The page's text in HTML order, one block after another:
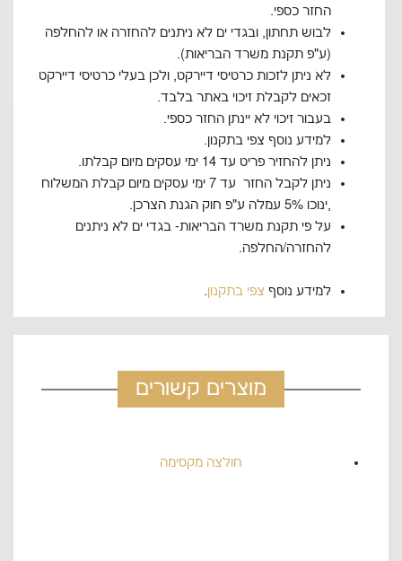
החזר כספי.
לבוש תחתון, ובגדי ים לא ניתנים להחזרה או להחלפה
(ע"פ תקנת משרד הבריאות).
לא ניתן לזכות כרטיסי דיירקט, ולכן בעלי כרטיסי דיירקט
זכאים לקבלת זיכוי באתר בלבד.
בעבור זיכוי לא יינתן החזר כספי.
למידע נוסף צפי בתקנון.
ניתן להחזיר פריט עד 14 ימי עסקים מיום קבלתו.
ניתן לקבל החזר עד 7 ימי עסקים מיום קבלת המשלוח
,ינוכו 5% עמלה ע"פ חוק הגנת הצרכן.
על פי תקנת משרד הבריאות- בגדי ים לא ניתנים
להחזרה/החלפה.
למידע נוסף צפי בתקנון.
מוצרים קשורים
חולצה מקסימה